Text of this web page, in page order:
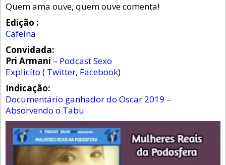
Quem ama ouve, quem ouve comenta!
Edição :
Cafeína
Convidada:
Pri Armani – Podcast Sexo
Explicíto ( Twitter, Facebook)
Indicação:
Documentário ganhador do Oscar 2019 –
Absorvendo o Tabu